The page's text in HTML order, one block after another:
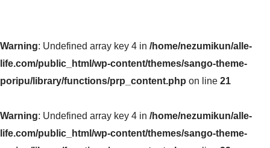
Warning: Undefined array key 4 in /home/nezumikun/alle-
life.com/public_html/wp-content/themes/sango-theme-
poripu/library/functions/prp_content.php on line 21
Warning: Undefined array key 4 in /home/nezumikun/alle-
life.com/public_html/wp-content/themes/sango-theme-